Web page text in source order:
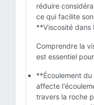
réduire
ce qui facilite
**Viscosité dans
Comprendre la
est essentiel
**Écoulement
affecte
travers la roche